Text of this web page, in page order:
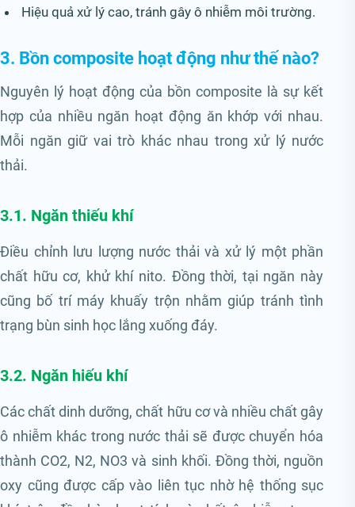
Hiệu quả xử lý cao, tránh gây ô nhiễm môi trường.
3. Bồn composite hoạt động như thế nào?
Nguyên lý hoạt động của bồn composite là sự kết
hợp của nhiều ngăn hoạt động ăn khớp với nhau.
Mỗi ngăn giữ vai trò khác nhau trong xử lý nước
thải.
3.1. Ngăn thiếu khí
Điều chỉnh lưu lượng nước thải và xử lý một phần
chất hữu cơ, khử khí nito. Đồng thời, tại ngăn này
cũng bố trí máy khuấy trộn nhằm giúp tránh tình
trạng bùn sinh học lắng xuống đáy.
3.2. Ngăn hiếu khí
Các chất dinh dưỡng, chất hữu cơ và nhiều chất gây
ô nhiễm khác trong nước thải sẽ được chuyển hóa
thành CO2, N2, NO3 và sinh khối. Đồng thời, nguồn
oxy cũng được cấp vào liên tục nhờ hệ thống sục